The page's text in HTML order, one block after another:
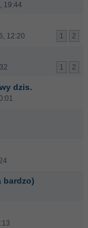
19:44
1 2
12:20
1 2
dzis.
bardzo)